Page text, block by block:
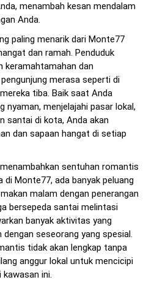
menambah kesan mendalam
Anda.
paling menarik dari Monte77
dan ramah. Penduduk
keramahtamahan dan
merasa seperti di
tiba. Baik saat Anda
menjelajahi pasar lokal,
santai di kota, Anda akan
dan sapaan hangat di setiap
sentuhan romantis
Monte77, ada banyak peluang
malam dengan penerangan
bersepeda santai melintasi
banyak aktivitas yang
seseorang yang spesial.
tidak akan lengkap tanpa
anggur lokal untuk mencicipi
kawasan ini.